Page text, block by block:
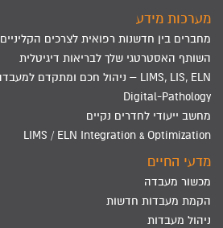
מערכות מידע
מחברים בין חדשנות רפואית לצרכים הקליניים
השותף האסטרטגי שלך לבריאות דיגיטלית
LIMS, LIS, ELN – ניהול חכם ומתקדם למעבדה
Digital-Pathology
מחשב ייעודי לחדרים נקיים
LIMS / ELN Integration & Optimization
מדעי החיים
מכשור מעבדה
הקמת מעבדות חדשות
ניהול מעבדות